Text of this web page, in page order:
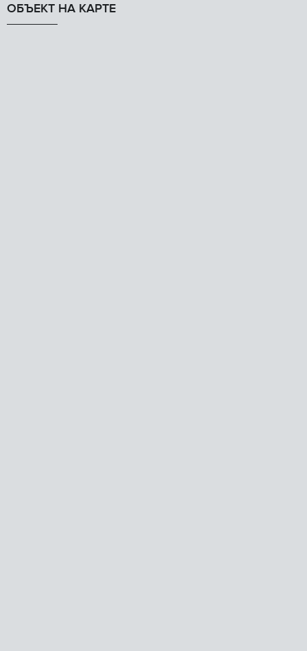
ОБЪЕКТ НА КАРТЕ